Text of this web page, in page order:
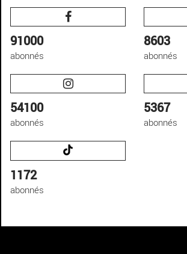
91000
abonnés
8603
abonnés
54100
abonnés
5367
abonnés
1172
abonnés